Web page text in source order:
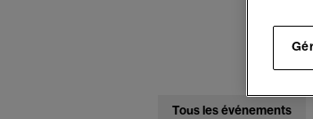
Tous les événements